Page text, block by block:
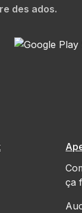
des ados.
ça